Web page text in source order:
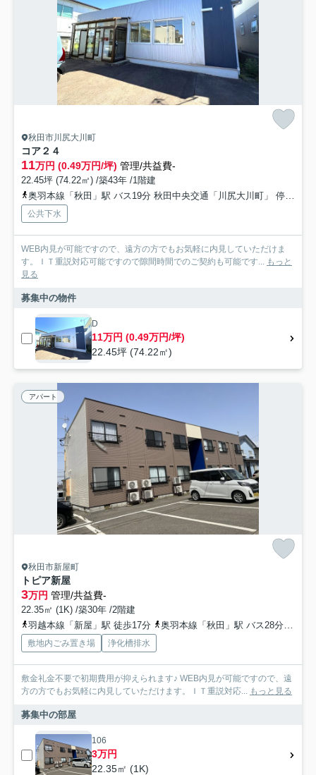
秋田市川尻大川町
コア２４
11万円 (0.49万円/坪) 管理/共益費-
22.45坪 (74.22㎡) /築43年 /1階建
奥羽本線「秋田」駅 バス19分 秋田中央交通「川尻大川町」 停歩4分
公共下水
WEB内見が可能ですので、遠方の方でもお気軽に内見していただけま
す。ＩＴ重説対応可能ですので隙間時間でのご契約も可能です... もっと
見る
募集中の物件
D
11万円 (0.49万円/坪)
22.45坪 (74.22㎡)
アパート
秋田市新屋町
トピア新屋
3万円 管理/共益費-
22.35㎡ (1K) /築30年 /2階建
羽越本線「新屋」駅 徒歩17分
奥羽本線「秋田」駅 バス28分 秋田中央交通「新屋駅前」 停歩18分
敷地内ごみ置き場 浄化槽排水
敷金礼金不要で初期費用が抑えられます♪ WEB内見が可能ですので、遠
方の方でもお気軽に内見していただけます。ＩＴ重説対応... もっと見る
募集中の部屋
106
3万円
22.35㎡ (1K)